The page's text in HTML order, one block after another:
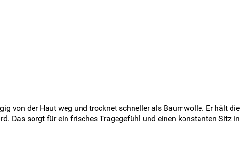
von der Haut weg und trocknet schneller als Baumwolle. Er hält die
Das sorgt für ein frisches Tragegefühl und einen konstanten Sitz in